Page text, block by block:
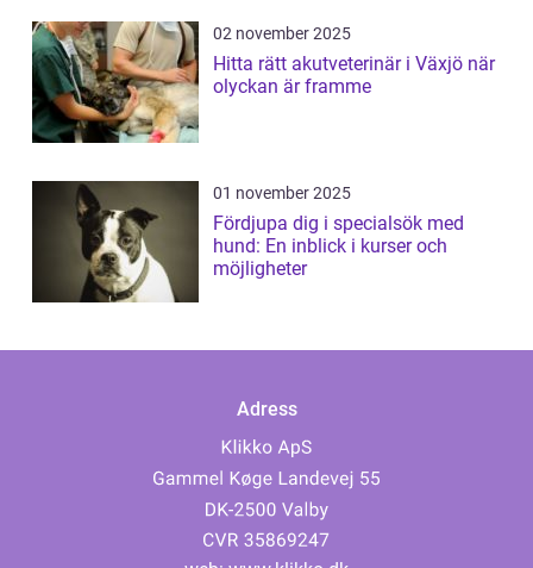
02 november 2025
Hitta rätt akutveterinär i Växjö när
olyckan är framme
01 november 2025
Fördjupa dig i specialsök med
hund: En inblick i kurser och
möjligheter
Adress